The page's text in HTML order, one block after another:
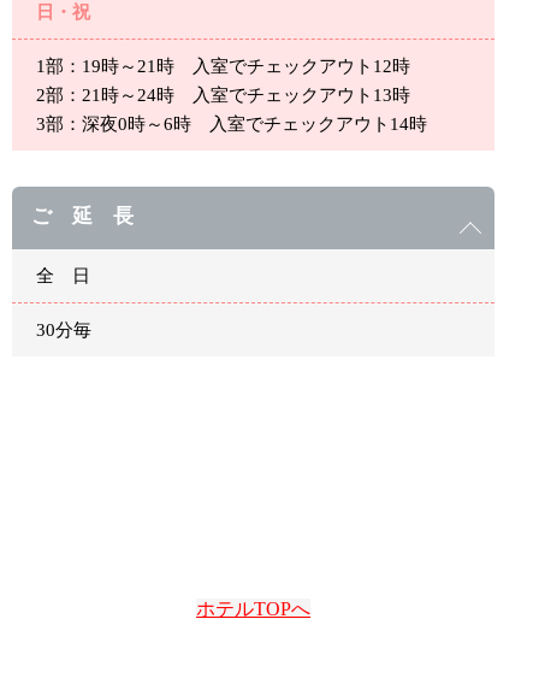
日・祝
1部：19時～21時 入室でチェックアウト12時
2部：21時～24時 入室でチェックアウト13時
3部：深夜0時～6時 入室でチェックアウト14時
ご 延 長
全 日
30分毎
ホテルTOPへ